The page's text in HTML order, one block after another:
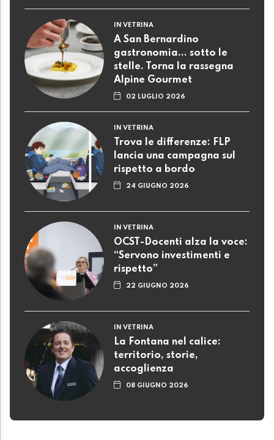
IN VETRINA
A San Bernardino
gastronomia... sotto le
stelle. Torna la rassegna
Alpine Gourmet
02 LUGLIO 2026
IN VETRINA
Trova le differenze: FLP
lancia una campagna sul
rispetto a bordo
24 GIUGNO 2026
IN VETRINA
OCST-Docenti alza la voce:
“Servono investimenti e
rispetto”
22 GIUGNO 2026
IN VETRINA
La Fontana nel calice:
territorio, storie,
accoglienza
08 GIUGNO 2026